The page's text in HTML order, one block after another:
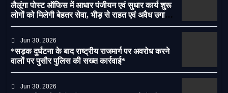
लैलूंगा पोस्ट ऑफिस में आधार पंजीयन एवं सुधार कार्य शुरू
लोगों को मिलेगी बेहतर सेवा, भीड़ से राहत एवं अवैध उगाही
पर लगेगी रोक
Jun 30, 2026
*सड़क दुर्घटना के बाद राष्ट्रीय राजमार्ग पर अवरोध करने
वालों पर पुसौर पुलिस की सख्त कार्रवाई*
Jun 30, 2026